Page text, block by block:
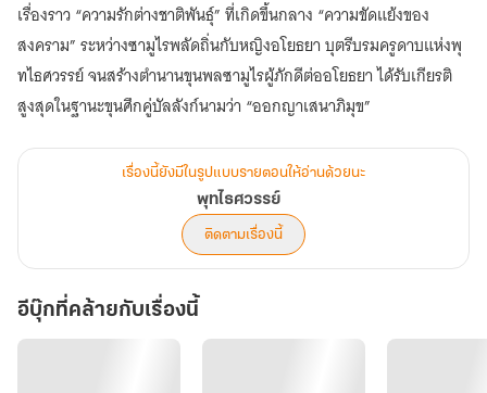
เรื่องราว “ความรักต่างชาติพันธ์ุ” ที่เกิดขึ้นกลาง “ความขัดแย้งของ
สงคราม” ระหว่างซามูไรพลัดถิ่นกับหญิงอโยธยา บุตรีบรมครูดาบแห่งพุ
ทไธศวรรย์ จนสร้างตำนานขุนพลซามูไรผู้ภักดีต่ออโยธยา ได้รับเกียรติ
สูงสุดในฐานะขุนศึกคู่บัลลังก์นามว่า “ออกญาเสนาภิมุข”
เรื่องนี้ยังมีในรูปแบบรายตอนให้อ่านด้วยนะ
พุทไธศวรรย์
ติดตามเรื่องนี้
อีบุ๊กที่คล้ายกับเรื่องนี้